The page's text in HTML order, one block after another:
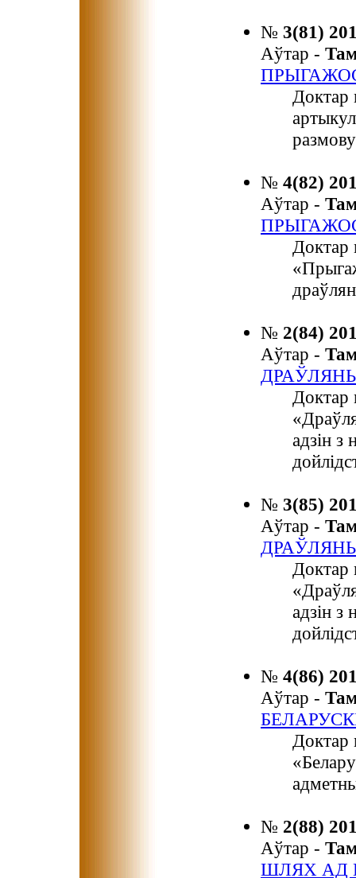
№ 3(81)
Аўтар -
Доктар
№ 4(82)
Аўтар -
Доктар
№ 2(84)
Аўтар -
Доктар
адзін з
№ 3(85)
Аўтар -
Доктар
адзін з
№ 4(86)
Аўтар -
Доктар
№ 2(88)
Аўтар -
ШЛЯХ АД